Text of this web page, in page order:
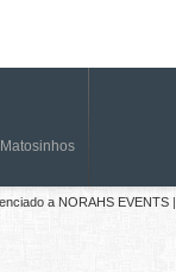
a NORAHS EVENTS